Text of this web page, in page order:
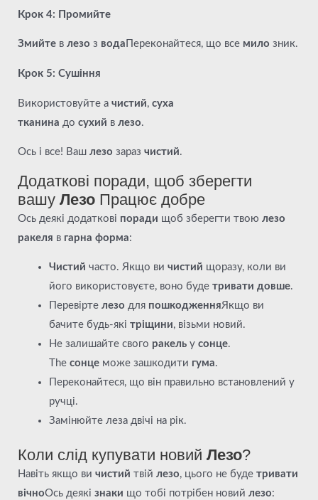
Крок 4: Промийте
Змийте в лезо з вода Переконайтеся, що все мило зник.
Крок 5: Сушіння
Використовуйте a чистий, суха
тканина до сухий в лезо.
Ось і все! Ваш лезо зараз чистий.
Додаткові поради, щоб зберегти
вашу Лезо Працює добре
Ось деякі додаткові поради щоб зберегти твою лезо
ракеля в гарна форма:
Чистий часто. Якщо ви чистий щоразу, коли ви
його використовуєте, воно буде тривати довше.
Перевірте лезо для пошкодженняЯкщо ви
бачите будь-які тріщини, візьми новий.
Не залишайте свого ракельу сонце.
The сонцеможе зашкодити гума.
Переконайтеся, що він правильно встановлений у
ручці.
Замінюйте леза двічі на рік.
Коли слід купувати новий Лезо?
Навіть якщо ви чистий твій лезо, цього не буде тривати
вічноОсь деякі знаки що тобі потрібен новий лезо: